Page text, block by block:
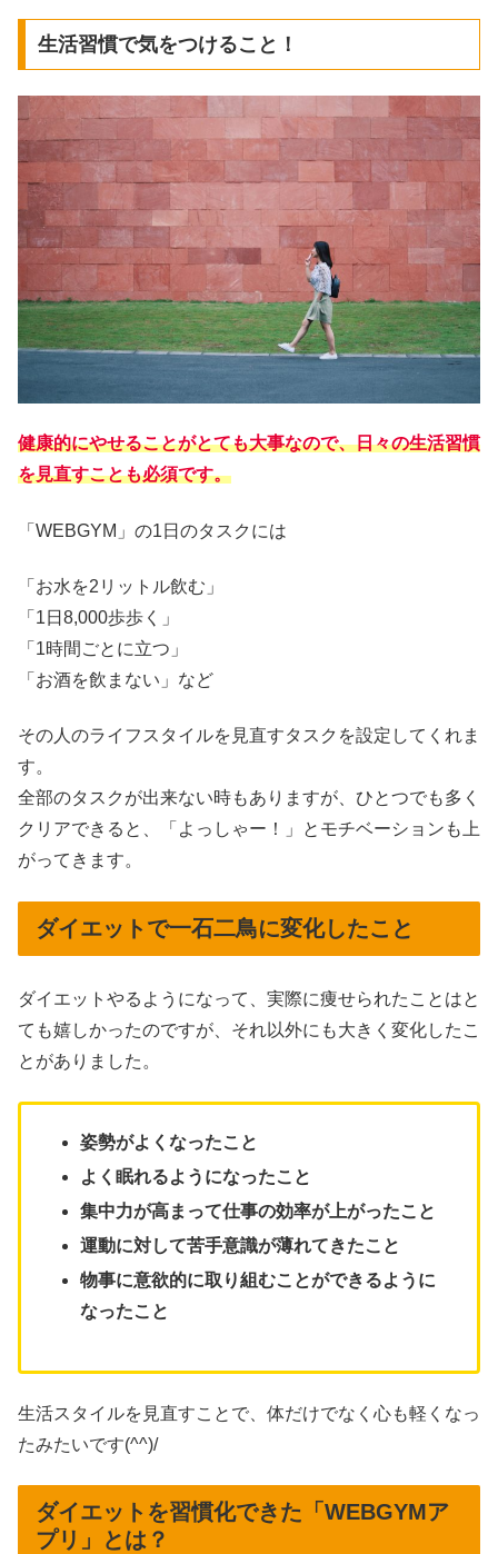
生活習慣で気をつけること！
健康的にやせることがとても大事なので、日々の生活習慣
を見直すことも必須です。
「WEBGYM」の1日のタスクには
「お水を2リットル飲む」
「1日8,000歩歩く」
「1時間ごとに立つ」
「お酒を飲まない」 など
その人のライフスタイルを見直すタスクを設定してくれま
す。
全部のタスクが出来ない時もありますが、ひとつでも多く
クリアできると、「よっしゃー！」とモチベーションも上
がってきます。
ダイエットで一石二鳥に変化したこと
ダイエットやるようになって、実際に痩せられたことはと
ても嬉しかったのですが、それ以外にも大きく変化したこ
とがありました。
姿勢がよくなったこと
よく眠れるようになったこと
集中力が高まって仕事の効率が上がったこと
運動に対して苦手意識が薄れてきたこと
物事に意欲的に取り組むことができるように
なったこと
生活スタイルを見直すことで、体だけでなく心も軽くなっ
たみたいです(^^)/
ダイエットを習慣化できた「WEBGYMア
プリ」とは？